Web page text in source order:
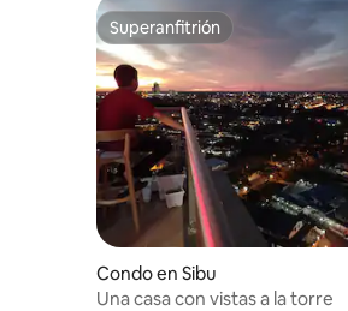
Superanfitrión
Superanfitrión
Condo en Sibu
Una casa con vistas a la torre